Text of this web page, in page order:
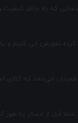
که به خاطر
می‌دهد که کالای
شما قبل از ارسال